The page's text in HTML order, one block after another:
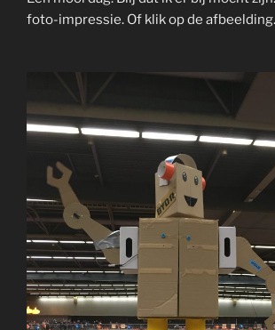
foto-impressie. Of klik op de afbeelding.